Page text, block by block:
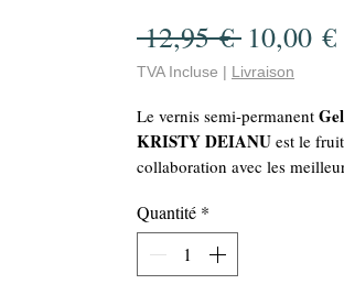
12,95 € Prix
original
10,00 €
TVA Incluse | Livraison
Le vernis semi-permanent
KRISTY DEIANU est le
collaboration avec les
vegan et offre une manucure
sa grande capacité de
facilité d'application. Avec
Quantité *